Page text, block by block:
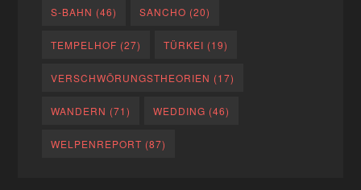
S-BAHN (46) SANCHO (20)
TEMPELHOF (27) TÜRKEI (19)
VERSCHWÖRUNGSTHEORIEN (17)
WANDERN (71) WEDDING (46)
WELPENREPORT (87)